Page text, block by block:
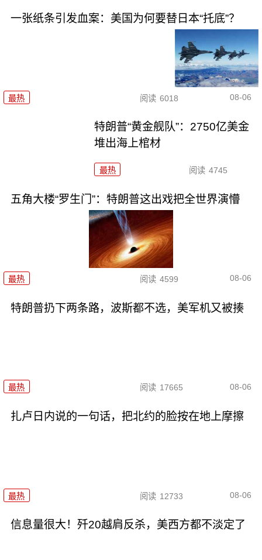
一张纸条引发血案：美国为何要替日本“托底”？
最热 阅读 6018 08-06
特朗普“黄金舰队”：2750亿美金
堆出海上棺材
最热 阅读 4745
五角大楼“罗生门”：特朗普这出戏把全世界演懵
最热 阅读 4599 08-06
特朗普扔下两条路，波斯都不选，美军机又被揍
最热 阅读 17665 08-06
扎卢日内说的一句话，把北约的脸按在地上摩擦
最热 阅读 12733 08-06
信息量很大！歼20越肩反杀，美西方都不淡定了